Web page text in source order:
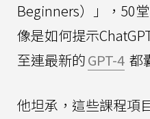
Beginners）」，50
像是如何提示
至連最新的GPT-4 都
他坦承，這些課程項